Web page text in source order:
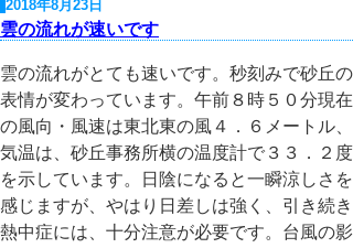
2018年8月23日
雲の流れが速いです
雲の流れがとても速いです。秒刻みで砂丘の
表情が変わっています。午前８時５０分現在
の風向・風速は東北東の風４．６メートル、
気温は、砂丘事務所横の温度計で３３．２度
を示しています。日陰になると一瞬涼しさを
感じますが、やはり日差しは強く、引き続き
熱中症には、十分注意が必要です。台風の影